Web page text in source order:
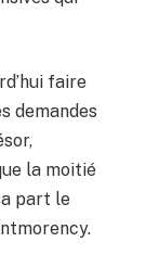
faire
demandes
la moitié
part le